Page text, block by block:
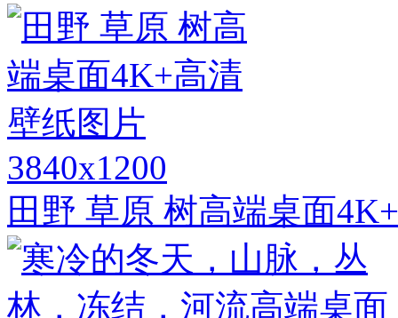
3840x1200
田野 草原 树高端桌面